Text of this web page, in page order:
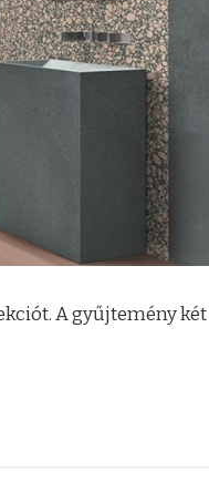
A gyűjtemény két